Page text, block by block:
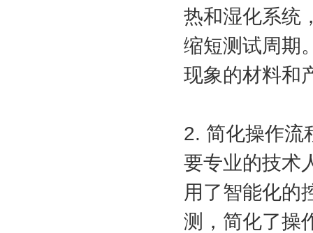
热和湿化系统
缩短测试周期
现象的材料和
2. 简化操作流
要专业的技术
用了智能化的
测，简化了操